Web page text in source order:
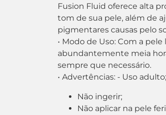
Fusion Fluid oferece alta
tom de sua pele, além de
pigmentares causas pelo
• Modo de Uso: Com a
abundantemente meia
sempre que necessário.
• Advertências: - Uso
Não ingerir;
Não aplicar na pele